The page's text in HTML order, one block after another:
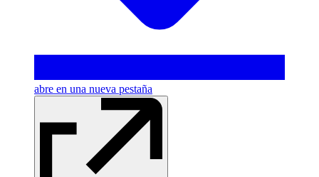
abre en una nueva pestaña